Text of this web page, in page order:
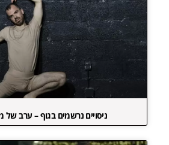
ניסויים נרשמים בגוף – ערב של